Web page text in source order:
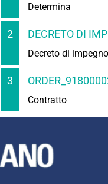
Determina
2 DECRETO DI
Decreto di impegno
3
Contratto